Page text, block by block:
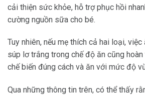
cải thiện sức khỏe, hỗ trợ phục hồi
cường nguồn sữa cho bé.
Tuy nhiên, nếu mẹ thích cả hai loại,
súp lơ trắng trong chế độ ăn cũng
chế biến đúng cách và ăn với mức độ
Qua những thông tin trên, có thể thấy